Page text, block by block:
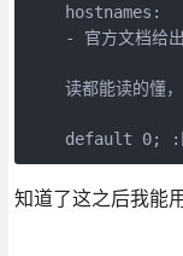
    hostnames:
- 官方文档给
读都能读的懂
default 0; :
知道了这之后我能